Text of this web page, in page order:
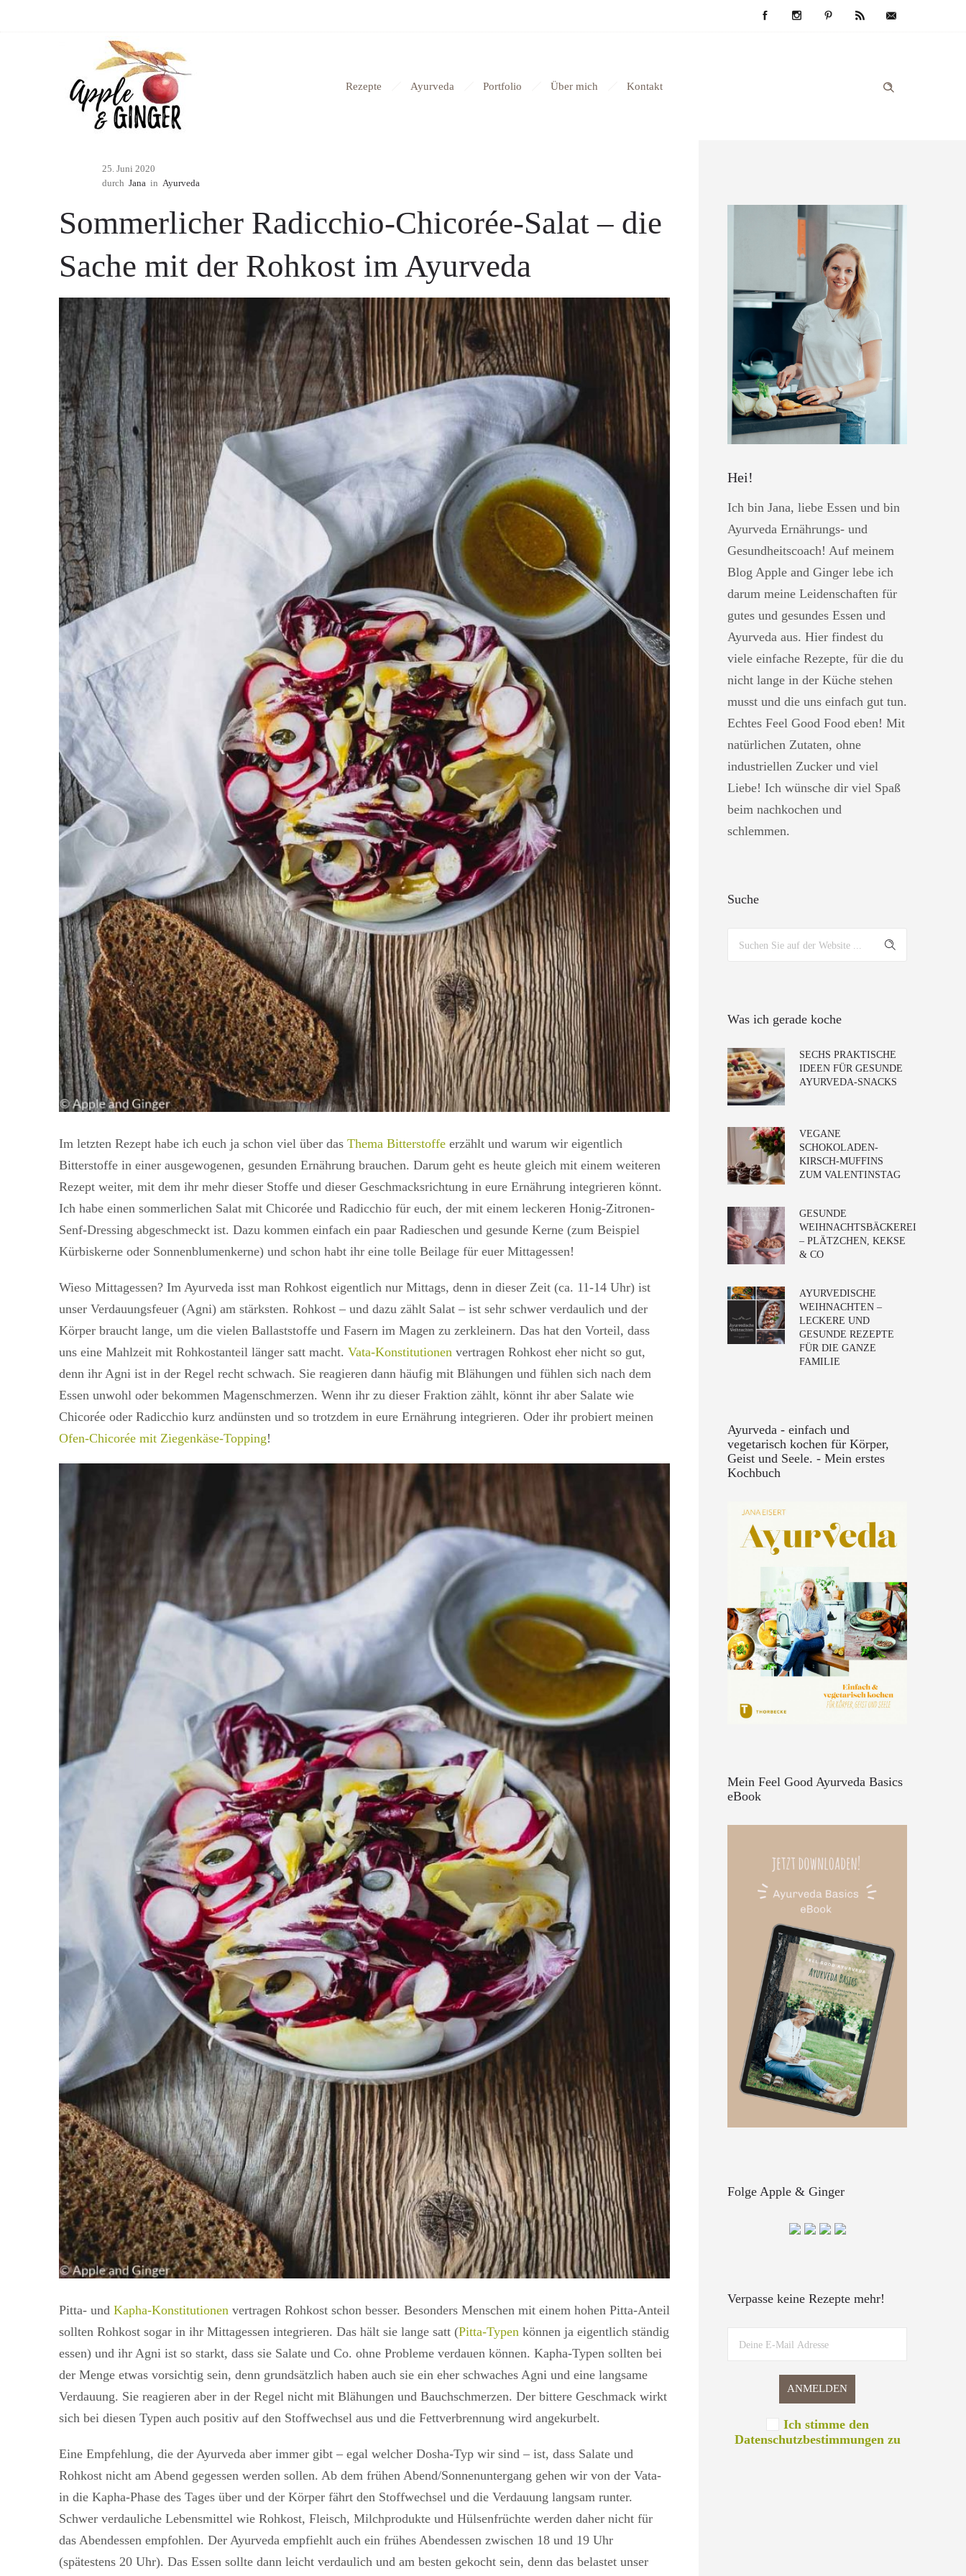
Rezepte Ayurveda Portfolio Über mich Kontakt
25. Juni 2020
durch Jana in Ayurveda
Sommerlicher Radicchio-Chicorée-Salat – die
Sache mit der Rohkost im Ayurveda
Im letzten Rezept habe ich euch ja schon viel über das Thema Bitterstoffe erzählt und warum wir eigentlich
Bitterstoffe in einer ausgewogenen, gesunden Ernährung brauchen. Darum geht es heute gleich mit einem weiteren
Rezept weiter, mit dem ihr mehr dieser Stoffe und dieser Geschmacksrichtung in eure Ernährung integrieren könnt.
Ich habe einen sommerlichen Salat mit Chicorée und Radicchio für euch, der mit einem leckeren Honig-Zitronen-
Senf-Dressing abgeschmeckt ist. Dazu kommen einfach ein paar Radieschen und gesunde Kerne (zum Beispiel
Kürbiskerne oder Sonnenblumenkerne) und schon habt ihr eine tolle Beilage für euer Mittagessen!
Wieso Mittagessen? Im Ayurveda isst man Rohkost eigentlich nur Mittags, denn in dieser Zeit (ca. 11-14 Uhr) ist
unser Verdauungsfeuer (Agni) am stärksten. Rohkost – und dazu zählt Salat – ist sehr schwer verdaulich und der
Körper braucht lange, um die vielen Ballaststoffe und Fasern im Magen zu zerkleinern. Das hat den Vorteil, dass
uns eine Mahlzeit mit Rohkostanteil länger satt macht. Vata-Konstitutionen vertragen Rohkost eher nicht so gut,
denn ihr Agni ist in der Regel recht schwach. Sie reagieren dann häufig mit Blähungen und fühlen sich nach dem
Essen unwohl oder bekommen Magenschmerzen. Wenn ihr zu dieser Fraktion zählt, könnt ihr aber Salate wie
Chicorée oder Radicchio kurz andünsten und so trotzdem in eure Ernährung integrieren. Oder ihr probiert meinen
Ofen-Chicorée mit Ziegenkäse-Topping!
Pitta- und Kapha-Konstitutionen vertragen Rohkost schon besser. Besonders Menschen mit einem hohen Pitta-Anteil
sollten Rohkost sogar in ihr Mittagessen integrieren. Das hält sie lange satt (Pitta-Typen können ja eigentlich ständig
essen) und ihr Agni ist so starkt, dass sie Salate und Co. ohne Probleme verdauen können. Kapha-Typen sollten bei
der Menge etwas vorsichtig sein, denn grundsätzlich haben auch sie ein eher schwaches Agni und eine langsame
Verdauung. Sie reagieren aber in der Regel nicht mit Blähungen und Bauchschmerzen. Der bittere Geschmack wirkt
sich bei diesen Typen auch positiv auf den Stoffwechsel aus und die Fettverbrennung wird angekurbelt.
Eine Empfehlung, die der Ayurveda aber immer gibt – egal welcher Dosha-Typ wir sind – ist, dass Salate und
Rohkost nicht am Abend gegessen werden sollen. Ab dem frühen Abend/Sonnenuntergang gehen wir von der Vata-
in die Kapha-Phase des Tages über und der Körper fährt den Stoffwechsel und die Verdauung langsam runter.
Schwer verdauliche Lebensmittel wie Rohkost, Fleisch, Milchprodukte und Hülsenfrüchte werden daher nicht für
das Abendessen empfohlen. Der Ayurveda empfiehlt auch ein frühes Abendessen zwischen 18 und 19 Uhr
(spätestens 20 Uhr). Das Essen sollte dann leicht verdaulich und am besten gekocht sein, denn das belastet unser
Hei!
Ich bin Jana, liebe Essen und bin
Ayurveda Ernährungs- und
Gesundheitscoach! Auf meinem
Blog Apple and Ginger lebe ich
darum meine Leidenschaften für
gutes und gesundes Essen und
Ayurveda aus. Hier findest du
viele einfache Rezepte, für die du
nicht lange in der Küche stehen
musst und die uns einfach gut tun.
Echtes Feel Good Food eben! Mit
natürlichen Zutaten, ohne
industriellen Zucker und viel
Liebe! Ich wünsche dir viel Spaß
beim nachkochen und
schlemmen.
Suche
Was ich gerade koche
SECHS PRAKTISCHE
IDEEN FÜR GESUNDE
AYURVEDA-SNACKS
VEGANE
SCHOKOLADEN-
KIRSCH-MUFFINS
ZUM VALENTINSTAG
GESUNDE
WEIHNACHTSBÄCKEREI
– PLÄTZCHEN, KEKSE
& CO
AYURVEDISCHE
WEIHNACHTEN –
LECKERE UND
GESUNDE REZEPTE
FÜR DIE GANZE
FAMILIE
Ayurveda - einfach und
vegetarisch kochen für Körper,
Geist und Seele. - Mein erstes
Kochbuch
Mein Feel Good Ayurveda Basics
eBook
Folge Apple & Ginger
Verpasse keine Rezepte mehr!
Ich stimme den
Datenschutzbestimmungen zu